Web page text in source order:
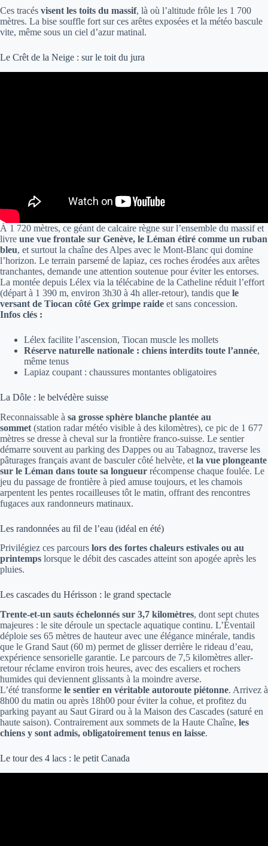
Ces tracés visent les toits du massif, là où l’altitude frôle les 1 700
mètres. La bise souffle fort sur ces arêtes exposées et la météo bascule
vite, même sous un ciel d’azur matinal.
Le Crêt de la Neige : sur le toit du jura
À 1 720 mètres, ce géant de calcaire règne sur l’ensemble du massif et
livre une vue frontale sur Genève, le Léman étiré comme un ruban
bleu, et surtout la chaîne des Alpes avec le Mont-Blanc qui domine
l’horizon. Le terrain parsemé de lapiaz, ces roches érodées aux arêtes
tranchantes, demande une attention soutenue pour éviter les entorses.
La montée depuis Lélex via la télécabine de la Catheline réduit l’effort
(départ à 1 390 m, environ 3h30 à 4h aller-retour), tandis que le
versant de Tiocan côté Gex grimpe raide et sans concession.
Infos clés :
Lélex facilite l’ascension, Tiocan muscle les mollets
Réserve naturelle nationale : chiens interdits toute l’année,
même tenus
Lapiaz coupant : chaussures montantes obligatoires
La Dôle : le belvédère suisse
Reconnaissable à sa grosse sphère blanche plantée au
sommet (station radar météo visible à des kilomètres), ce pic de 1 677
mètres se dresse à cheval sur la frontière franco-suisse. Le sentier
démarre souvent au parking des Dappes ou au Tabagnoz, traverse les
pâturages français avant de basculer côté helvète, et la vue plongeante
sur le Léman dans toute sa longueur récompense chaque foulée. Le
jeu du passage de frontière à pied amuse toujours, et les chamois
arpentent les pentes rocailleuses tôt le matin, offrant des rencontres
fugaces aux randonneurs matinaux.
Les randonnées au fil de l’eau (idéal en été)
Privilégiez ces parcours lors des fortes chaleurs estivales ou au
printemps lorsque le débit des cascades atteint son apogée après les
pluies.
Les cascades du Hérisson : le grand spectacle
Trente-et-un sauts échelonnés sur 3,7 kilomètres, dont sept chutes
majeures : le site déroule un spectacle aquatique continu. L’Éventail
déploie ses 65 mètres de hauteur avec une élégance minérale, tandis
que le Grand Saut (60 m) permet de glisser derrière le rideau d’eau,
expérience sensorielle garantie. Le parcours de 7,5 kilomètres aller-
retour réclame environ trois heures, avec des escaliers et rochers
humides qui deviennent glissants à la moindre averse.
L’été transforme le sentier en véritable autoroute piétonne. Arrivez à
8h00 du matin ou après 18h00 pour éviter la cohue, et profitez du
parking payant au Saut Girard ou à la Maison des Cascades (saturé en
haute saison). Contrairement aux sommets de la Haute Chaîne, les
chiens y sont admis, obligatoirement tenus en laisse.
Le tour des 4 lacs : le petit Canada